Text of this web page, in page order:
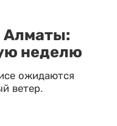
Алматы:
неделю
ожидаются
ветер.